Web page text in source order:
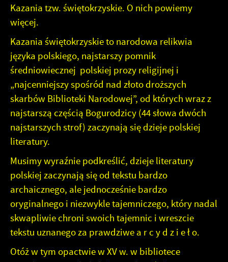
Kazania tzw. świętokrzyskie. O nich powiemy
więcej.
Kazania świętokrzyskie to narodowa relikwia
języka polskiego, najstarszy pomnik
średniowiecznej polskiej prozy religijnej i
„najcenniejszy spośród nad złoto droższych
skarbów Biblioteki Narodowej”, od których wraz z
najstarszą częścią Bogurodzicy (44 słowa dwóch
najstarszych strof) zaczynają się dzieje polskiej
literatury.
Musimy wyraźnie podkreślić, dzieje literatury
polskiej zaczynają się od tekstu bardzo
archaicznego, ale jednocześnie bardzo
oryginalnego i niezwykle tajemniczego, który nadal
skwapliwie chroni swoich tajemnic i wreszcie
tekstu uznanego za prawdziwe a r c y d z i e ł o.
Otóż w tym opactwie w XV w. w bibliotece